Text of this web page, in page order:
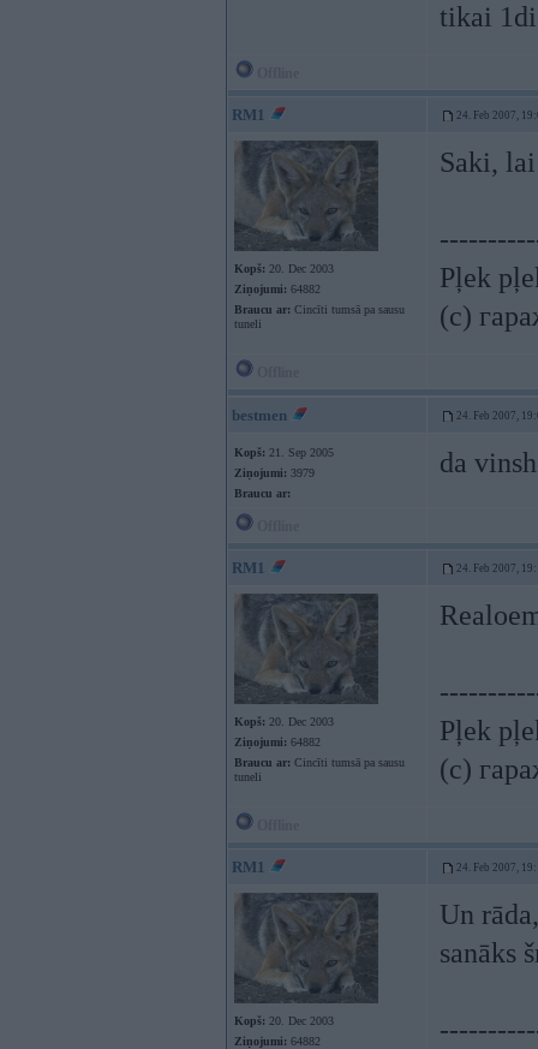
tikai
RM1 24. Feb 2007,
Kopš: 20. Dec 2003
Ziņojumi: 64882
Braucu ar: Cincīti tumsā pa sausu
tuneli
Saki,
Pļek
(c)
bestmen 24. Feb 2007,
Kopš: 21. Sep 2005
Ziņojumi: 3979
Braucu ar:
da
RM1 24. Feb 2007,
Kopš: 20. Dec 2003
Ziņojumi: 64882
Braucu ar: Cincīti tumsā pa sausu
tuneli
Pļek
(c)
RM1 24. Feb 2007,
Kopš: 20. Dec 2003
Ziņojumi: 64882
Un
sanāks